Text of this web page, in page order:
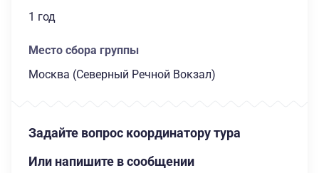
1 год
Место сбора группы
Москва (Северный Речной Вокзал)
Задайте вопрос координатору тура
Или напишите в сообщении